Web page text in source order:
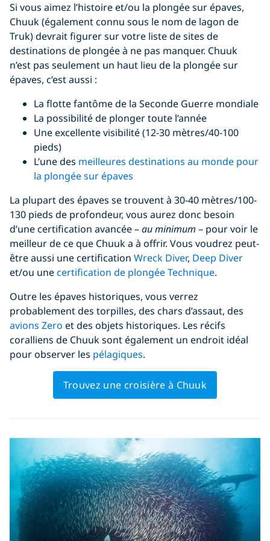
Si vous aimez l’histoire et/ou la plongée sur épaves,
Chuuk (également connu sous le nom de lagon de
Truk) devrait figurer sur votre liste de sites de
destinations de plongée à ne pas manquer. Chuuk
n’est pas seulement un haut lieu de la plongée sur
épaves, c’est aussi :
La flotte fantôme de la Seconde Guerre mondiale
La possibilité de plonger toute l’année
Une excellente visibilité (12-30 mètres/40-100
pieds)
L’une des meilleures destinations au monde pour
la plongée sur épaves
La plupart des épaves se trouvent à 30-40 mètres/100-
130 pieds de profondeur, vous aurez donc besoin
d’une certification avancée –au minimum – pour voir le
meilleur de ce que Chuuk a à offrir. Vous voudrez peut-
être aussi une certification Wreck Diver, Deep Diver
et/ou unecertification de plongée Technique.
Outre les épaves historiques, vous verrez
probablement des torpilles, des chars d’assaut, des
avions Zero et des objets historiques. Les récifs
coralliens de Chuuk sont également un endroit idéal
pour observer les pélagiques.
Trouvez une croisière à Chuuk